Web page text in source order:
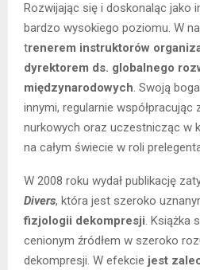
Rozwijając się i doskonaląc jako
bardzo wysokiego poziomu. W
trenerem instruktorów
dyrektorem ds. globalnego
międzynarodowych. Swoją
innymi, regularnie
nurkowych oraz uczestnicząc w
na całym świecie w roli
W 2008 roku wydał publikację
Divers, która jest szeroko
fizjologii dekompresji. Książka
cenionym źródłem w szeroko
dekompresji. W efekcie jest